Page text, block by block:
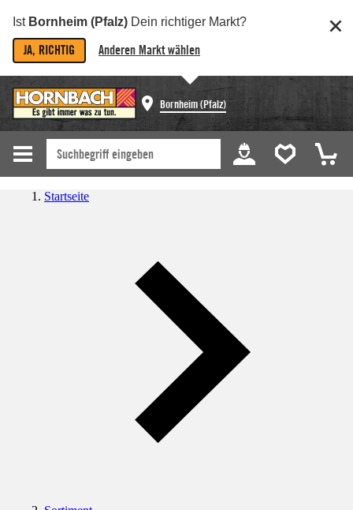
Ist Bornheim (Pfalz) Dein richtiger Markt?
JA, RICHTIG Anderen Markt wählen
Bornheim (Pfalz)
Startseite